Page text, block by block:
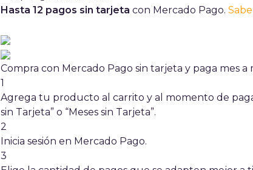
Hasta 12 pagos sin tarjeta con Mercado Pago.
Compra con Mercado Pago sin tarjeta y paga mes a
1
Agrega tu producto al carrito y al momento de
sin Tarjeta” o “Meses sin Tarjeta”.
2
Inicia sesión en Mercado Pago.
3